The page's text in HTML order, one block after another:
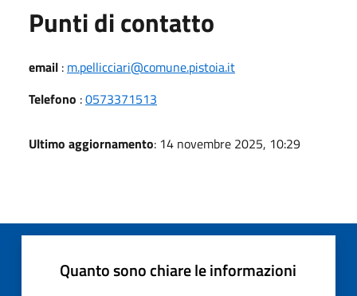
Punti di contatto
email : m.pellicciari@comune.pistoia.it
Telefono :0573371513
Ultimo aggiornamento: 14 novembre 2025, 10:29
Quanto sono chiare le informazioni